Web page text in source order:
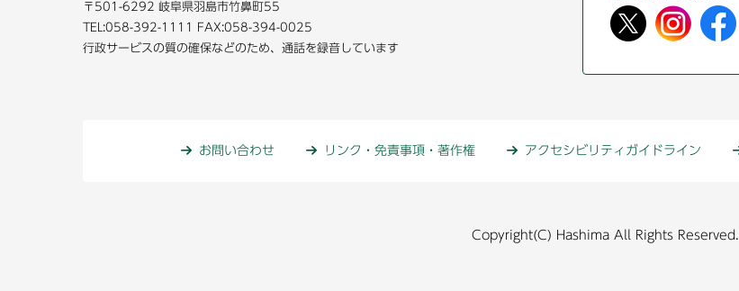
〒501-6292 岐阜県羽島市竹鼻町55
TEL:058-392-1111
FAX:058-394-0025
行政サービスの質の確保などのため、通話を録音しています
お問い合わせ リンク・免責事項・著作権 アクセシビリティガイドライン
Copyright(C) Hashima All Rights Reserved.